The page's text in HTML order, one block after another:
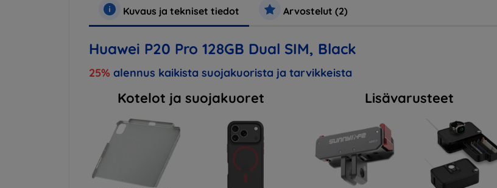
Kuvaus ja tekniset tiedot Arvostelut (2)
Huawei P20 Pro 128GB Dual SIM, Black
25% alennus kaikista suojakuorista ja tarvikkeista
Kotelot ja suojakuoret Lisävarusteet